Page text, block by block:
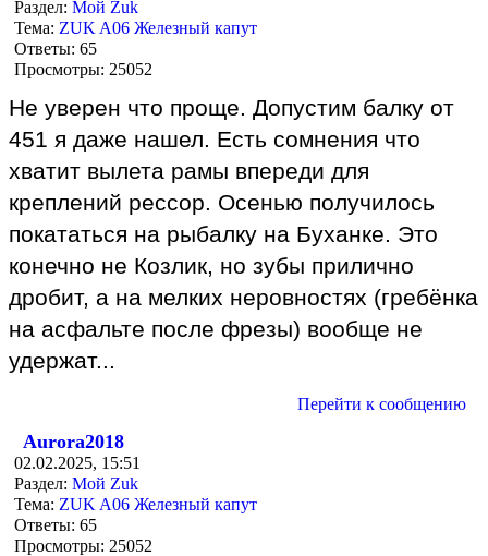
Раздел: Мой Zuk
Тема: ZUK A06 Железный капут
Ответы: 65
Просмотры: 25052
Не уверен что проще. Допустим балку от
451 я даже нашел. Есть сомнения что
хватит вылета рамы впереди для
креплений рессор. Осенью получилось
покататься на рыбалку на Буханке. Это
конечно не Козлик, но зубы прилично
дробит, а на мелких неровностях (гребёнка
на асфальте после фрезы) вообще не
удержат...
Перейти к сообщению
Aurora2018
02.02.2025, 15:51
Раздел: Мой Zuk
Тема: ZUK A06 Железный капут
Ответы: 65
Просмотры: 25052